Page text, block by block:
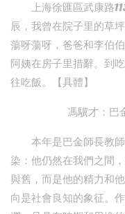
上海徐匯區武康路
辰，我曾在院子里的草
蕩呀蕩呀，爸爸和李伯
阿姨在房子里措辭。到
往吃飯。【具體】
馮驥才：巴
本年是巴金師長教
染：他仍然在我們之間
與舊，而是他的精力和
向是社會良知的象征。